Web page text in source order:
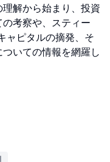
解から始まり、投資
考察や、スティー
ャピタルの摘発、そ
いての情報を網羅し